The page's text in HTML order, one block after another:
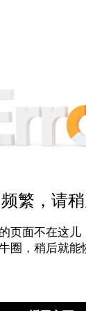
繁，请
页面不在这儿
圈，稍后就能